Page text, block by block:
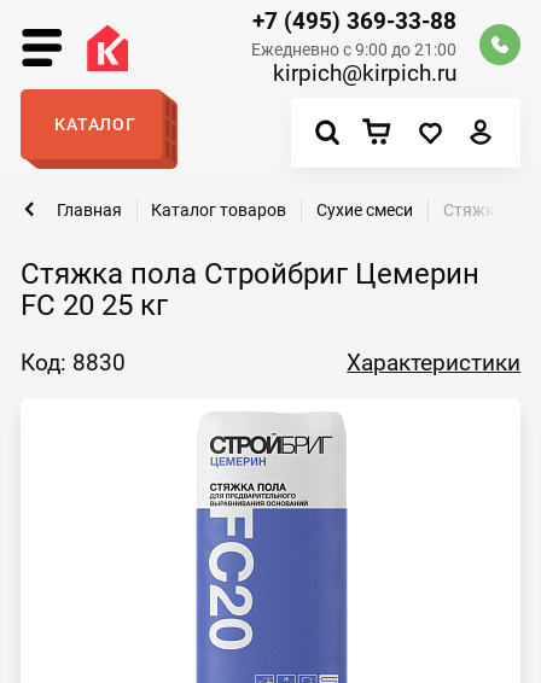
+7 (495) 369-33-88
Ежедневно с 9:00 до 21:00
kirpich@kirpich.ru
КАТАЛОГ
Стяжка пола Стройбриг Цемерин
FC 20 25 кг
Главная Каталог товаров Сухие смеси Стяжка
Код: 8830 Характеристики